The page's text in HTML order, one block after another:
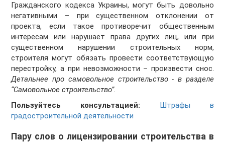
Гражданского кодекса Украины, могут быть довольно
негативными – при существенном отклонении от
проекта, если такое противоречит общественным
интересам или нарушает права других лиц, или при
существенном нарушении строительных норм,
строителя могут обязать провести соответствующую
перестройку, а при невозможности – произвести снос.
Детальнее про самовольное строительство - в разделе
“Самовольное строительство”.
Пользуйтесь консультацией:
Штрафы в
градостроительной деятельности
Пару слов о лицензировании строительства в